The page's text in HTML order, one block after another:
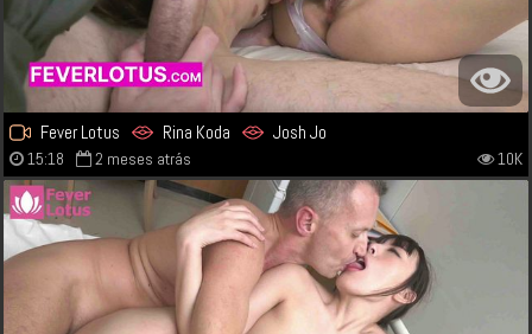
Fever Lotus Rina Koda Josh Jo
15:18 2 meses atrás 10K